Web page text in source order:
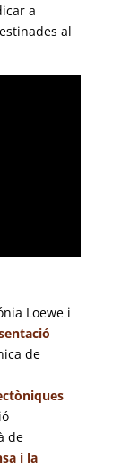
a
al
Loewe i
de
de
i la